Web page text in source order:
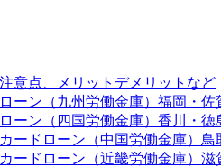
意点、メリットデメリットなど
ーン（九州労働金庫）福岡・
ーン（四国労働金庫）香川・徳
ードローン（中国労働金庫）
ードローン（近畿労働金庫）